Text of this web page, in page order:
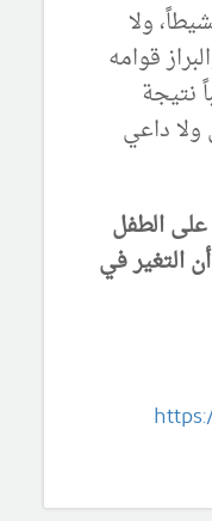
ولا
قوامه
نتيجة
داعي
الطفل
التغير في